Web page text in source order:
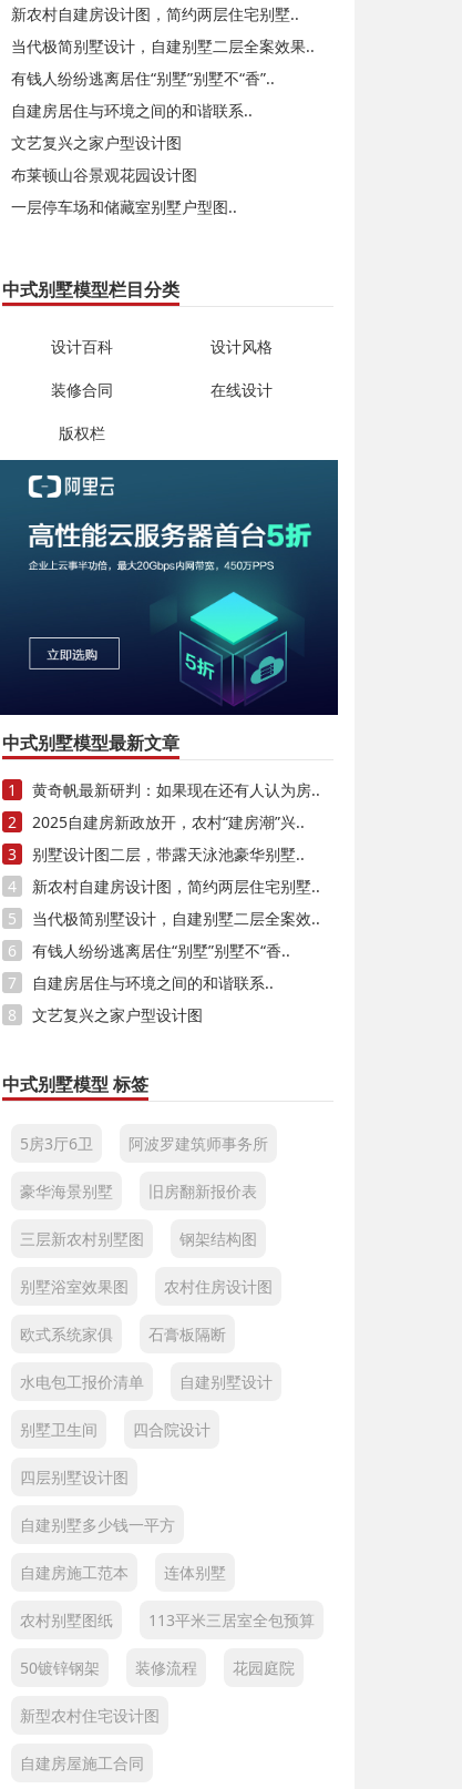
新农村自建房设计图，简约两层住宅别墅..
当代极简别墅设计，自建别墅二层全案效果..
有钱人纷纷逃离居住“别墅”别墅不“香”..
自建房居住与环境之间的和谐联系..
文艺复兴之家户型设计图
布莱顿山谷景观花园设计图
一层停车场和储藏室别墅户型图..
中式别墅模型栏目分类
设计百科 设计风格
装修合同 在线设计
版权栏
中式别墅模型最新文章
1
黄奇帆最新研判：如果现在还有人认为房..
2
2025自建房新政放开，农村“建房潮”兴..
3
别墅设计图二层，带露天泳池豪华别墅..
4
新农村自建房设计图，简约两层住宅别墅..
5
当代极简别墅设计，自建别墅二层全案效..
6
有钱人纷纷逃离居住“别墅”别墅不“香..
7
自建房居住与环境之间的和谐联系..
8
文艺复兴之家户型设计图
中式别墅模型 标签
5房3厅6卫 阿波罗建筑师事务所
豪华海景别墅 旧房翻新报价表
三层新农村别墅图 钢架结构图
别墅浴室效果图 农村住房设计图
欧式系统家俱 石膏板隔断
水电包工报价清单 自建别墅设计
别墅卫生间 四合院设计
四层别墅设计图
自建别墅多少钱一平方
自建房施工范本 连体别墅
农村别墅图纸 113平米三居室全包预算
50镀锌钢架 装修流程 花园庭院
新型农村住宅设计图
自建房屋施工合同